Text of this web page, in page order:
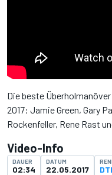
Die beste
2017: Jamie Green, Gary
Rockenfeller, Rene Rast
Video-Info
DAUER
02:34
DATUM
22.05.2017